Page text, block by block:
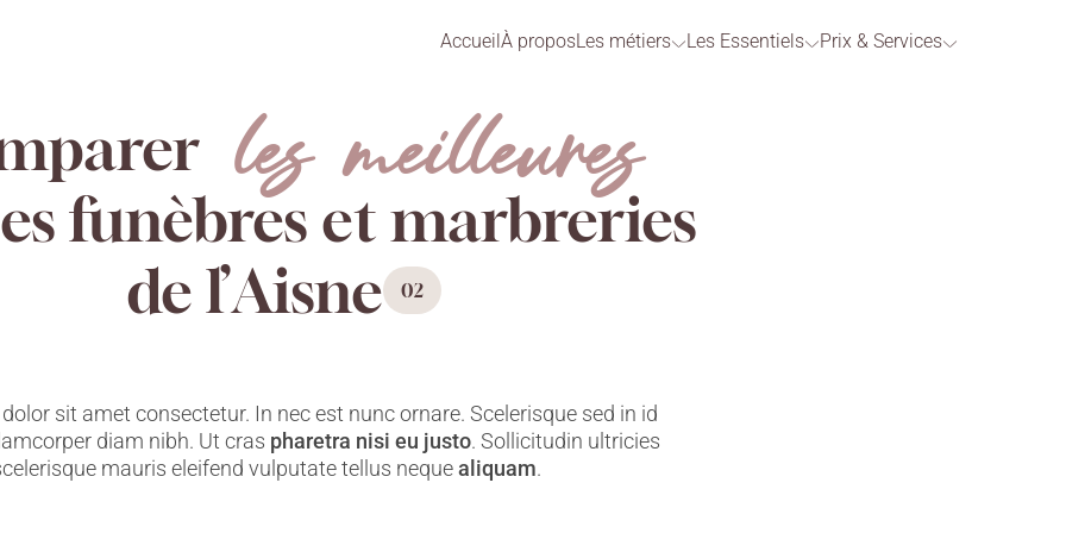
AccueilÀ proposLes métiers Les Essentiels Prix & Services
les meilleures
funèbres et marbreries
de l’Aisne
02
sit amet consectetur. In nec est nunc ornare. Scelerisque sed in id
diam nibh. Ut cras pharetra nisi eu justo. Sollicitudin ultricies
mauris eleifend vulputate tellus nequealiquam.